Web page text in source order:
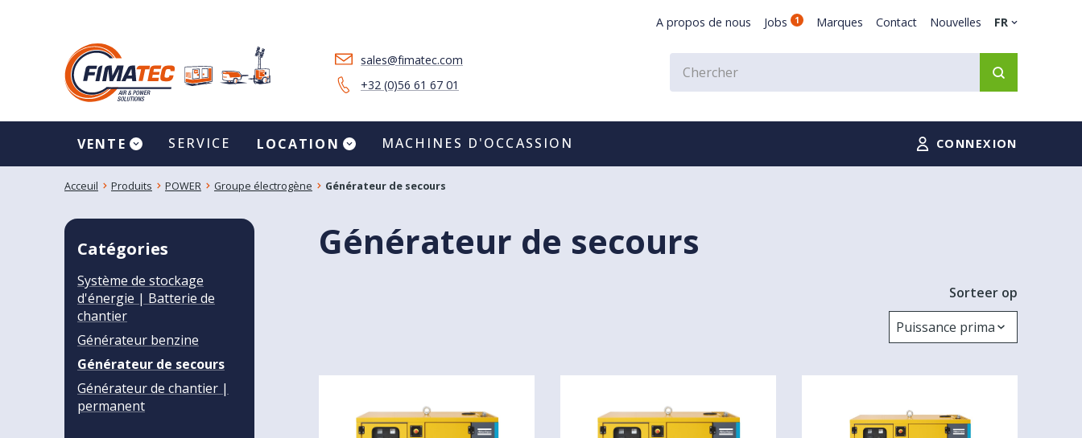
A propos de nous Jobs 1 Marques Contact Nouvelles FR
sales@fimatec.com
+32 (0)56 61 67 01
VENTE SERVICE LOCATION MACHINES D'OCCASSION CONNEXION
Acceuil Produits POWER Groupe électrogène Générateur de secours
Catégories
Système de stockage
d'énergie | Batterie de
chantier
Générateur benzine
Générateur de secours
Générateur de chantier |
permanent
Générateur de secours
Sorteer op